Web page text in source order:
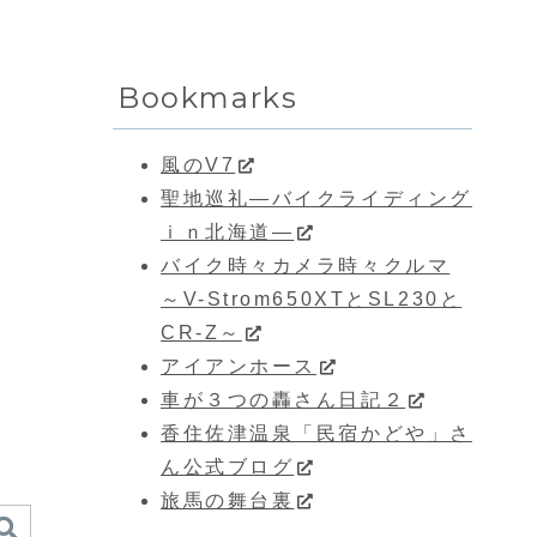
Bookmarks
風のV7
聖地巡礼―バイクライディング
ｉｎ北海道―
バイク時々カメラ時々クルマ
～V-Strom650XTとSL230と
CR-Z～
アイアンホース
車が３つの轟さん日記２
香住佐津温泉「民宿かどや」さ
ん公式ブログ
旅馬の舞台裏